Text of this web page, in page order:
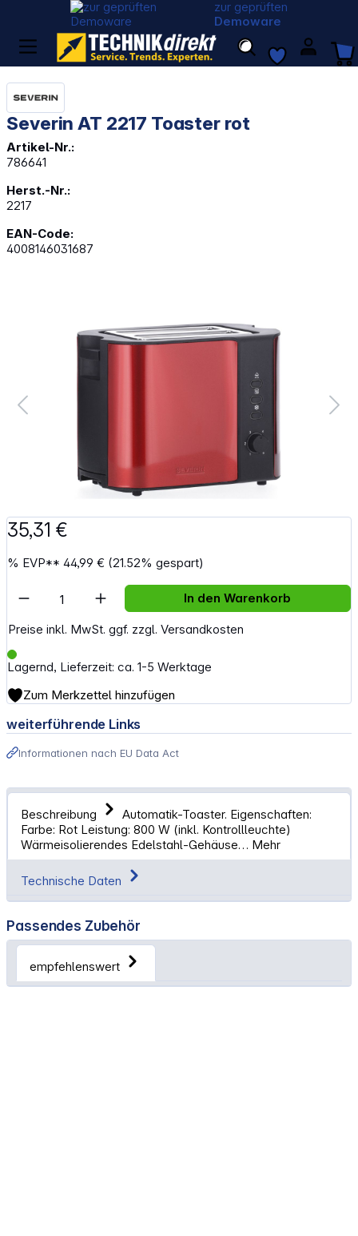
zur geprüften
Demoware
Severin AT 2217 Toaster rot
Artikel-Nr.:
786641
Herst.-Nr.:
2217
EAN-Code:
4008146031687
35,31 €
% EVP**44,99 € (21.52% gespart)
Preise inkl. MwSt. ggf. zzgl. Versandkosten
Lagernd, Lieferzeit: ca. 1-5 Werktage
Artikel Anzahl: Gib den gewünschten
In den Warenkorb
Zum Merkzettel hinzufügen
weiterführende Links
Informationen nach EU Data Act
Beschreibung
Automatik-Toaster. Eigenschaften:
Farbe: Rot Leistung: 800 W (inkl. Kontrollleuchte)
Wärmeisolierendes Edelstahl-Gehäuse… Mehr
Technische Daten
Passendes Zubehör
empfehlenswert